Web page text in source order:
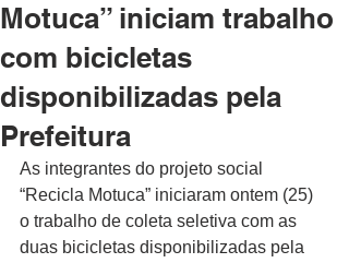
Motuca” iniciam trabalho
com bicicletas
disponibilizadas pela
Prefeitura
As integrantes do projeto social
“Recicla Motuca” iniciaram ontem (25)
o trabalho de coleta seletiva com as
duas bicicletas disponibilizadas pela